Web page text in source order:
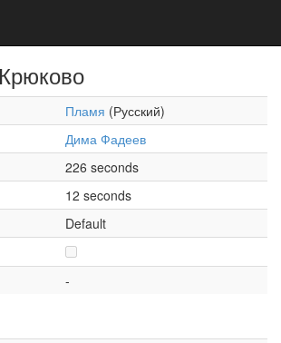
Пламя (Русский)
Дима Фадеев
226 seconds
12 seconds
Default
-